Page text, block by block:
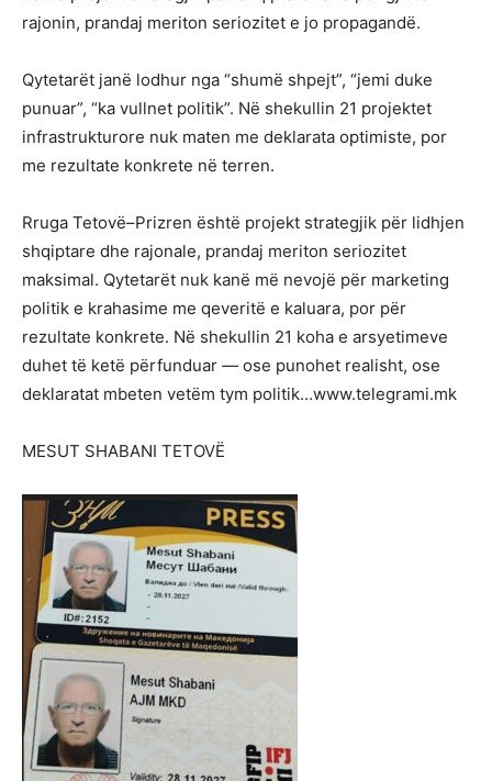
rajonin, prandaj meriton seriozitet e jo propagandë.
Qytetarët janë lodhur nga “shumë shpejt”, “jemi duke
punuar”, “ka vullnet politik”. Në shekullin 21 projektet
infrastrukturore nuk maten me deklarata optimiste, por
me rezultate konkrete në terren.
Rruga Tetovë–Prizren është projekt strategjik për lidhjen
shqiptare dhe rajonale, prandaj meriton seriozitet
maksimal. Qytetarët nuk kanë më nevojë për marketing
politik e krahasime me qeveritë e kaluara, por për
rezultate konkrete. Në shekullin 21 koha e arsyetimeve
duhet të ketë përfunduar — ose punohet realisht, ose
deklaratat mbeten vetëm tym politik…www.telegrami.mk
MESUT SHABANI TETOVË